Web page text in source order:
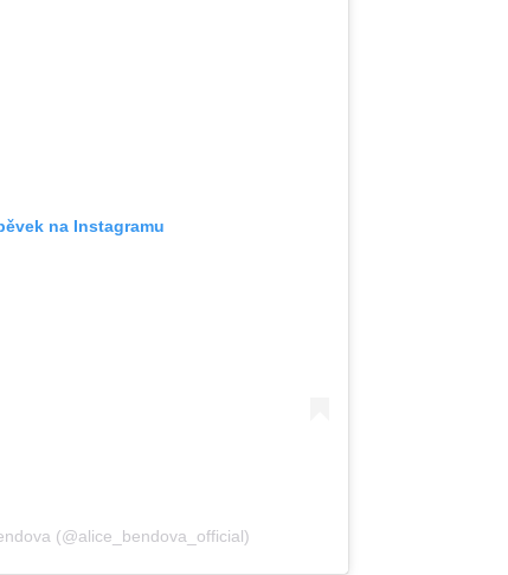
na Instagramu
(@alice_bendo­va_official)